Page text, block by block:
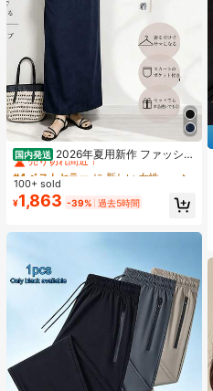
国内発送 2026年夏用新作 ファッショ
ンでカジュアルなセット、女性向け
ゆったりとしたシルエットのスリム
効果のある2点セット、純色。外出や
遊びにぴったり
#4 ベストセラー
に 新しい 女性用ツーピース衣装
売り切れ間近！
#4 ベストセラー
売り切れ間近！
#4 ベストセラー
売り切れ間近！
#4 ベストセラー
100+ sold
¥1,863 -39% 過去5時間